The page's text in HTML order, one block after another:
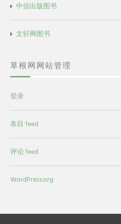
中信出版图书
文轩网图书
草根网网站管理
登录
条目 feed
评论 feed
WordPress.org